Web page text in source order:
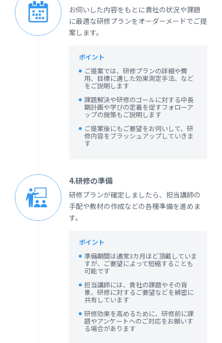
お伺いした内容をもとに貴社の状況や課題
に最適な研修プランをオーダーメードでご提
案します。
ポイント
ご提案では、研修プランの詳細や費
用、目標に適した効果測定手法、など
をご説明します
課題解決や研修のゴールに対する中長
期計画や学びの定着を促すフォローア
ップの施策もご説明します
ご提案後にもご要望をお伺いして、研
修内容をブラッシュアップしていきま
す
4.研修の準備
研修プランが確定しましたら、担当講師の
手配や教材の作成などの各種準備を進めま
す。
ポイント
準備期間は通常3カ月ほど頂戴していま
すが、ご要望によって短縮することも
可能です
担当講師には、貴社の課題やその背
景、研修に対するご要望などを綿密に
共有しています
研修効果を高めるために、研修前に課
題やアンケートへのご対応をお願いす
る場合があります